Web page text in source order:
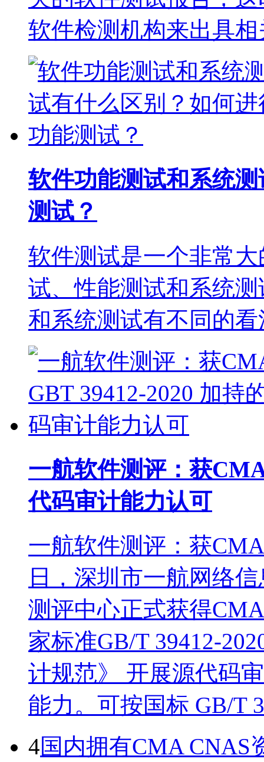
软件检测机构来出具
软件功能测试和系统
测试？
软件测试是一个非常
试、性能测试和系统
和系统测试有不同的看
一航软件测评：获
代码审计能力认可
一航软件测评：获
日，深圳市一航网络
测评中心正式获得
家标准GB/T 39412-
计规范》 开展源代码
能力。可按国标 GB/T
4国内拥有CMA CNAS